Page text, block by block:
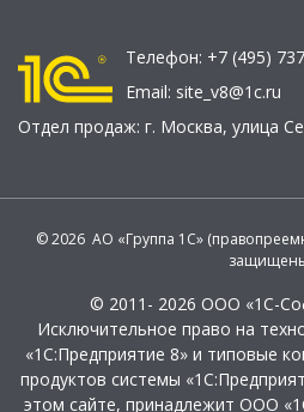
Телефон: +7 (495)
Email: site_v8@1c.ru
Отдел продаж: г. Москва, улица
© 2026 АО «Группа 1С»
© 2011- 2026 ООО «1С-
Исключительное право на
«1С:Предприятие 8» и типовые
продуктов системы
этом сайте, принадлежит ООО